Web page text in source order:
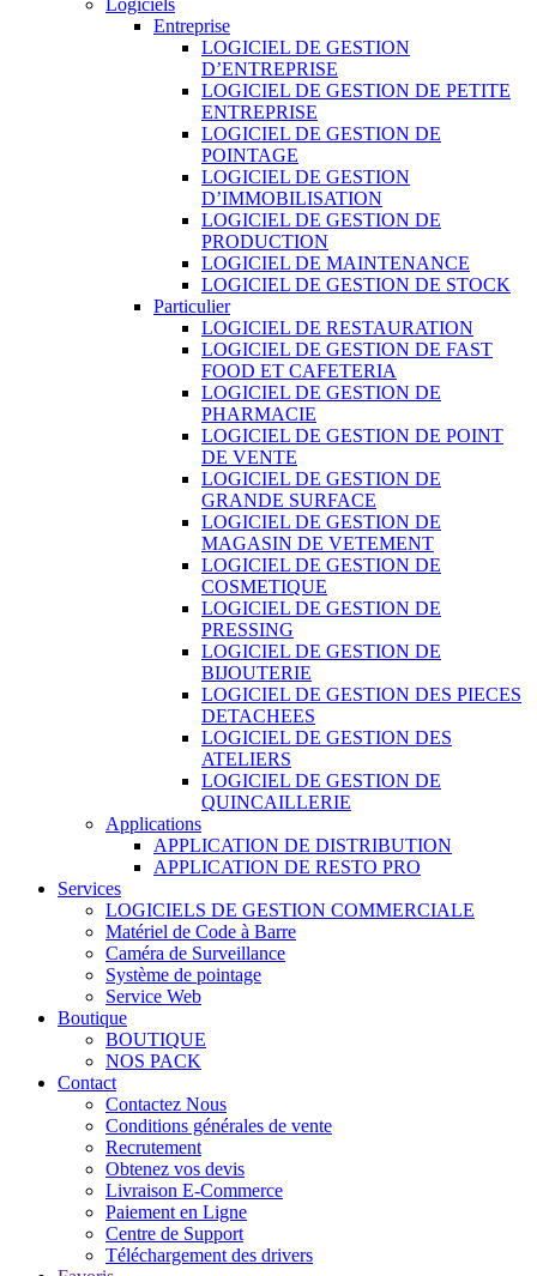
Logiciels
Entreprise
LOGICIEL DE GESTION
D’ENTREPRISE
LOGICIEL DE GESTION DE PETITE
ENTREPRISE
LOGICIEL DE GESTION DE
POINTAGE
LOGICIEL DE GESTION
D’IMMOBILISATION
LOGICIEL DE GESTION DE
PRODUCTION
LOGICIEL DE MAINTENANCE
LOGICIEL DE GESTION DE STOCK
Particulier
LOGICIEL DE RESTAURATION
LOGICIEL DE GESTION DE FAST
FOOD ET CAFETERIA
LOGICIEL DE GESTION DE
PHARMACIE
LOGICIEL DE GESTION DE POINT
DE VENTE
LOGICIEL DE GESTION DE
GRANDE SURFACE
LOGICIEL DE GESTION DE
MAGASIN DE VETEMENT
LOGICIEL DE GESTION DE
COSMETIQUE
LOGICIEL DE GESTION DE
PRESSING
LOGICIEL DE GESTION DE
BIJOUTERIE
LOGICIEL DE GESTION DES PIECES
DETACHEES
LOGICIEL DE GESTION DES
ATELIERS
LOGICIEL DE GESTION DE
QUINCAILLERIE
Applications
APPLICATION DE DISTRIBUTION
APPLICATION DE RESTO PRO
Services
LOGICIELS DE GESTION COMMERCIALE
Matériel de Code à Barre
Caméra de Surveillance
Système de pointage
Service Web
Boutique
BOUTIQUE
NOS PACK
Contact
Contactez Nous
Conditions générales de vente
Recrutement
Obtenez vos devis
Livraison E-Commerce
Paiement en Ligne
Centre de Support
Téléchargement des drivers